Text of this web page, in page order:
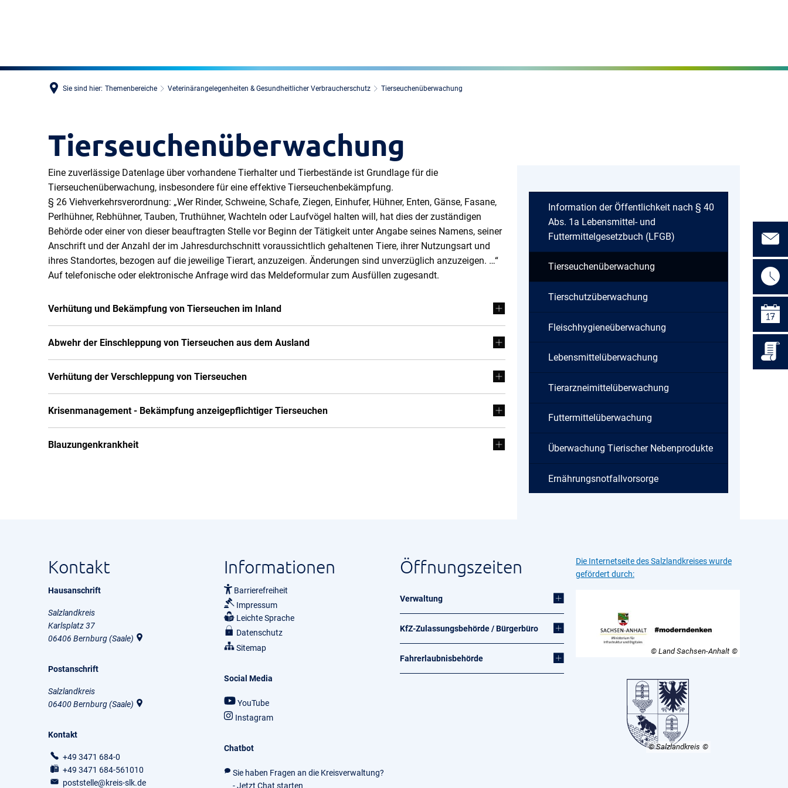
Sie sind hier: Themenbereiche Veterinärangelegenheiten & Gesundheitlicher Verbraucherschutz Tierseuchenüberwachung
Tierseuchenüberwachung
Eine zuverlässige Datenlage über vorhandene Tierhalter und Tierbestände ist Grundlage für die
Tierseuchenüberwachung, insbesondere für eine effektive Tierseuchenbekämpfung.
§ 26 Viehverkehrsverordnung: „Wer Rinder, Schweine, Schafe, Ziegen, Einhufer, Hühner, Enten, Gänse, Fasane,
Perlhühner, Rebhühner, Tauben, Truthühner, Wachteln oder Laufvögel halten will, hat dies der zuständigen
Behörde oder einer von dieser beauftragten Stelle vor Beginn der Tätigkeit unter Angabe seines Namens, seiner
Anschrift und der Anzahl der im Jahresdurchschnitt voraussichtlich gehaltenen Tiere, ihrer Nutzungsart und
ihres Standortes, bezogen auf die jeweilige Tierart, anzuzeigen. Änderungen sind unverzüglich anzuzeigen. …“
Auf telefonische oder elektronische Anfrage wird das Meldeformular zum Ausfüllen zugesandt.
Verhütung und Bekämpfung von Tierseuchen im Inland
Abwehr der Einschleppung von Tierseuchen aus dem Ausland
Verhütung der Verschleppung von Tierseuchen
Krisenmanagement - Bekämpfung anzeigepflichtiger Tierseuchen
Blauzungenkrankheit
Information der Öffentlichkeit nach § 40
Abs. 1a Lebensmittel- und
Futtermittelgesetzbuch (LFGB)
Tierseuchenüberwachung
Tierschutzüberwachung
Fleischhygieneüberwachung
Lebensmittelüberwachung
Tierarzneimittelüberwachung
Futtermittelüberwachung
Überwachung Tierischer Nebenprodukte
Ernährungsnotfallvorsorge
Kontakt
Hausanschrift
Salzlandkreis
Karlsplatz 37
06406 Bernburg (Saale)
Postanschrift
Salzlandkreis
06400Bernburg (Saale)
Kontakt
+49 3471 684-0
+49 3471 684-561010
poststelle@kreis-slk.de
Informationen
Barrierefreiheit
Impressum
Leichte Sprache
Datenschutz
Sitemap
Social Media
YouTube
Instagram
Chatbot
Sie haben Fragen an die Kreisverwaltung?
- Jetzt Chat starten
Öffnungszeiten
Verwaltung
KfZ-Zulassungsbehörde / Bürgerbüro
Fahrerlaubnisbehörde
Die Internetseite des Salzlandkreises wurde
gefördert durch:
© Land Sachsen-Anhalt
© Salzlandkreis